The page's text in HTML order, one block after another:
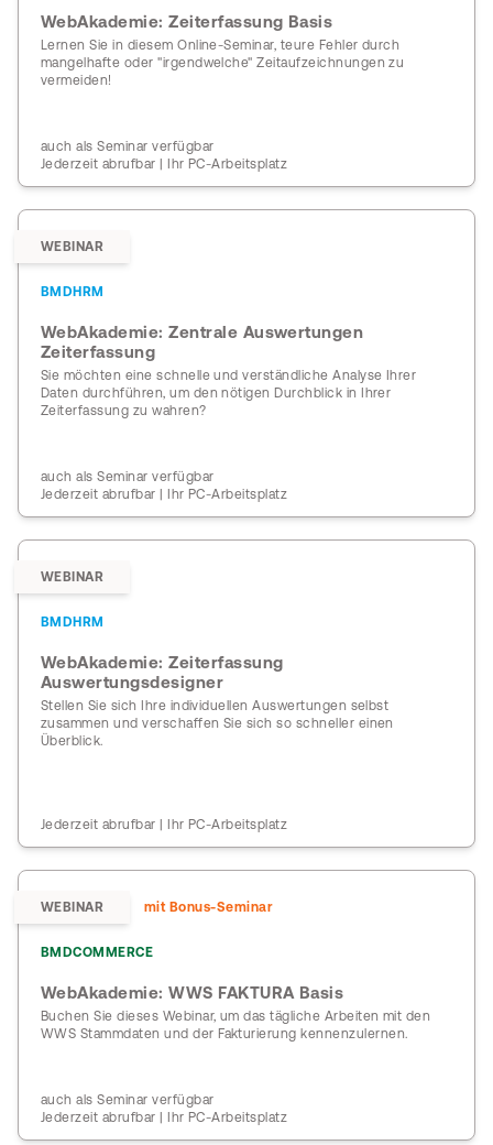
WebAkademie: Zeiterfassung Basis
Lernen Sie in diesem Online-Seminar, teure Fehler durch
mangelhafte oder "irgendwelche" Zeitaufzeichnungen zu
vermeiden!
auch als Seminar verfügbar
Jederzeit abrufbar | Ihr PC-Arbeitsplatz
WEBINAR
BMDHRM
WebAkademie: Zentrale Auswertungen
Zeiterfassung
Sie möchten eine schnelle und verständliche Analyse Ihrer
Daten durchführen, um den nötigen Durchblick in Ihrer
Zeiterfassung zu wahren?
auch als Seminar verfügbar
Jederzeit abrufbar | Ihr PC-Arbeitsplatz
WEBINAR
BMDHRM
WebAkademie: Zeiterfassung
Auswertungsdesigner
Stellen Sie sich Ihre individuellen Auswertungen selbst
zusammen und verschaffen Sie sich so schneller einen
Überblick.
Jederzeit abrufbar | Ihr PC-Arbeitsplatz
WEBINAR mit Bonus-Seminar
BMDCOMMERCE
WebAkademie: WWS FAKTURA Basis
Buchen Sie dieses Webinar, um das tägliche Arbeiten mit den
WWS Stammdaten und der Fakturierung kennenzulernen.
auch als Seminar verfügbar
Jederzeit abrufbar | Ihr PC-Arbeitsplatz